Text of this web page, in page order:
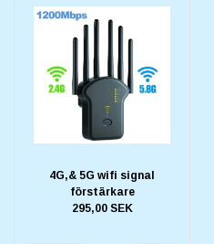
4G,& 5G wifi signal
förstärkare
295,00 SEK